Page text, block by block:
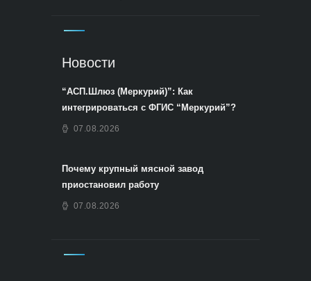
Новости
“АСП.Шлюз (Меркурий)”: Как
интегрироваться с ФГИС “Меркурий”?
07.08.2026
Почему крупный мясной завод
приостановил работу
07.08.2026